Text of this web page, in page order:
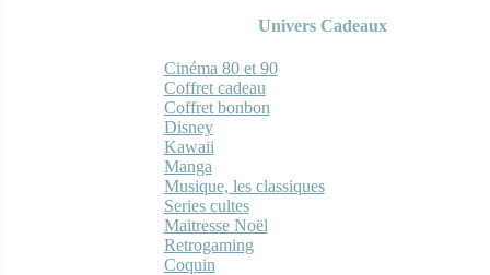
Univers Cadeaux
Cinéma 80 et 90
Coffret cadeau
Coffret bonbon
Disney
Kawaii
Manga
Musique, les classiques
Series cultes
Maitresse Noël
Retrogaming
Coquin